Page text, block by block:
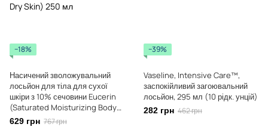
−18%
Насичений зволожувальний
лосьйон для тіла для сухої
шкіри з 10% сечовини Eucerin
(Saturated Moisturizing Body
Lotion for Dry Skin) 250 мл
629 грн 767 грн
−39%
Vaseline, Intensive Care™,
заспокійливий загоювальний
лосьйон, 295 мл (10 рідк. унцій)
282 грн 462 грн